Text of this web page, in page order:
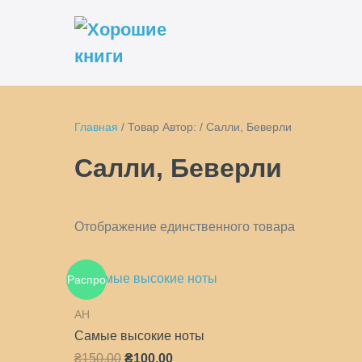
содержимому
Главная / Товар Автор: / Салли, Беверли
Салли, Беверли
Отображение единственного товара
Распро
дажа!
AH
Самые высокие ноты
₴150.00 Первоначальная
₴100.00Текущая